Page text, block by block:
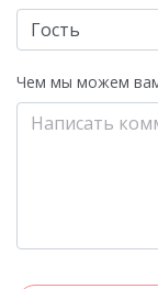
Чем мы можем